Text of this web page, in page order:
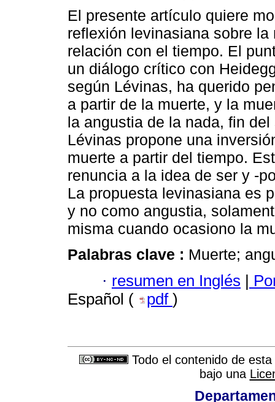
El presente artículo quiere
reflexión levinasiana sobre la
relación con el tiempo. El
un diálogo crítico con
según Lévinas, ha querido
a partir de la muerte, y la
la angustia de la nada, fin del
Lévinas propone una
muerte a partir del tiempo.
renuncia a la idea de ser y -
La propuesta levinasiana es
y no como angustia,
misma cuando ocasiono la
Palabras clave : Muerte;
· resumen en Inglés |
Español (
pdf )
Todo el contenido de
bajo una